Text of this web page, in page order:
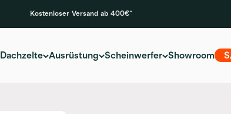
Kostenloser Versand ab 400€*
Dachzelte Ausrüstung Scheinwerfer Showroom